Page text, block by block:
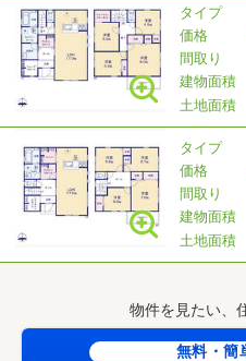
タイプ
価格
間取り
建物面積
土地面積
タイプ
価格
間取り
建物面積
土地面積
物件を見たい、
無料・簡